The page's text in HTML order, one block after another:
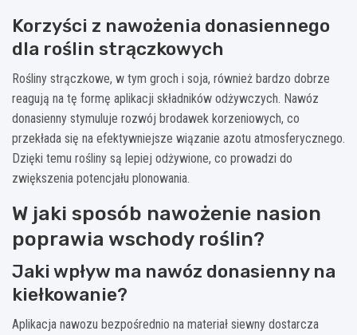
Korzyści z nawożenia donasiennego
dla roślin strączkowych
Rośliny strączkowe, w tym groch i soja, również bardzo dobrze
reagują na tę formę aplikacji składników odżywczych. Nawóz
donasienny stymuluje rozwój brodawek korzeniowych, co
przekłada się na efektywniejsze wiązanie azotu atmosferycznego.
Dzięki temu rośliny są lepiej odżywione, co prowadzi do
zwiększenia potencjału plonowania.
W jaki sposób nawożenie nasion
poprawia wschody roślin?
Jaki wpływ ma nawóz donasienny na
kiełkowanie?
Aplikacja nawozu bezpośrednio na materiał siewny dostarcza